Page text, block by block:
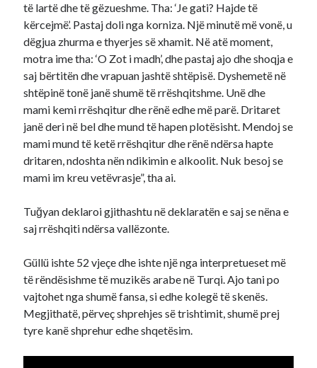
të lartë dhe të gëzueshme. Tha: ‘Je gati? Hajde të
kërcejmë’. Pastaj doli nga korniza. Një minutë më vonë, u
dëgjua zhurma e thyerjes së xhamit. Në atë moment,
motra ime tha: ‘O Zot i madh’, dhe pastaj ajo dhe shoqja e
saj bërtitën dhe vrapuan jashtë shtëpisë. Dyshemetë në
shtëpinë tonë janë shumë të rrëshqitshme. Unë dhe
mami kemi rrëshqitur dhe rënë edhe më parë. Dritaret
janë deri në bel dhe mund të hapen plotësisht. Mendoj se
mami mund të ketë rrëshqitur dhe rënë ndërsa hapte
dritaren, ndoshta nën ndikimin e alkoolit. Nuk besoj se
mami im kreu vetëvrasje”, tha ai.
Tuğyan deklaroi gjithashtu në deklaratën e saj se nëna e
saj rrëshqiti ndërsa vallëzonte.
Güllü ishte 52 vjeçe dhe ishte një nga interpretueset më
të rëndësishme të muzikës arabe në Turqi. Ajo tani po
vajtohet nga shumë fansa, si edhe kolegë të skenës.
Megjithatë, përveç shprehjes së trishtimit, shumë prej
tyre kanë shprehur edhe shqetësim.